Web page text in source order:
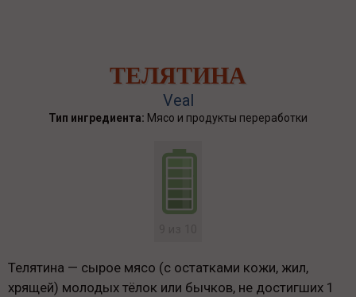
ТЕЛЯТИНА
Veal
Тип ингредиента: Мясо и продукты переработки
Телятина — сырое мясо (с остатками кожи, жил,
хрящей) молодых тёлок или бычков, не достигших 1